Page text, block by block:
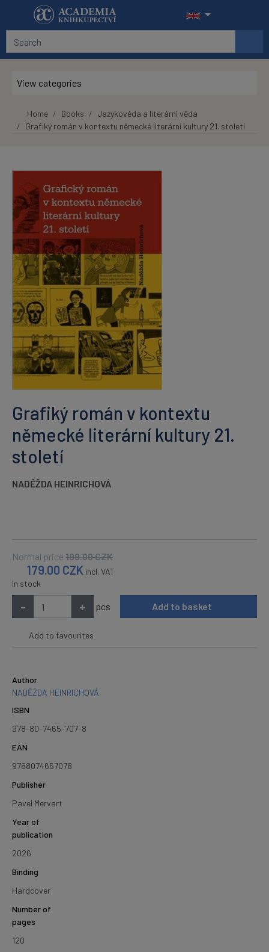
Skip to main content
View categories
Home Books
Jazykověda a literární věda
Grafiký román v kontextu německé literární kultury 21. století
Grafiký román v kontextu
německé literární kultury 21.
století
NADĚŽDA HEINRICHOVÁ
Normal price 199.00CZK
179.00 CZK incl. VAT
In stock
- + pcs Add to basket
Add to favourites
Author
NADĚŽDA HEINRICHOVÁ
ISBN
978-80-7465-707-8
EAN
9788074657078
Publisher
Pavel Mervart
Year of
publication
2026
Binding
Hardcover
Number of
pages
120